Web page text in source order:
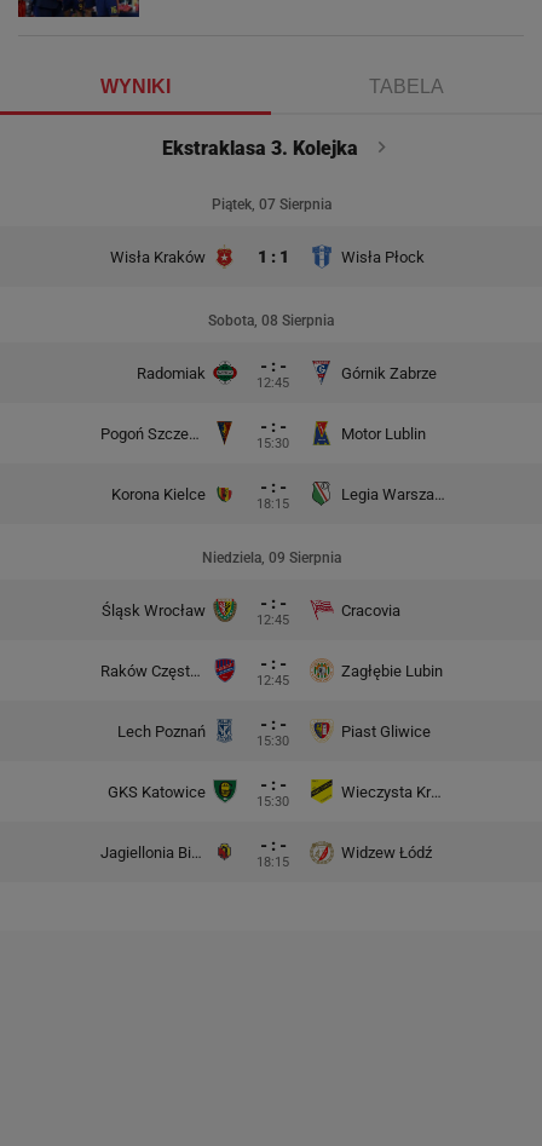
WYNIKI TABELA
Ekstraklasa 3. Kolejka
Piątek, 07 Sierpnia
Wisła Kraków 1 : 1 Wisła Płock
Sobota, 08 Sierpnia
Radomiak - : -
12:45
Górnik Zabrze
Pogoń Szczecin - : -
15:30
Motor Lublin
Korona Kielce - : -
18:15
Legia Warszawa
Niedziela, 09 Sierpnia
Śląsk Wrocław - : -
12:45
Cracovia
Raków Częstochowa - : -
12:45
Zagłębie Lubin
Lech Poznań - : -
15:30
Piast Gliwice
GKS Katowice - : -
15:30
Wieczysta Kraków
Jagiellonia Białystok - : -
18:15
Widzew Łódź